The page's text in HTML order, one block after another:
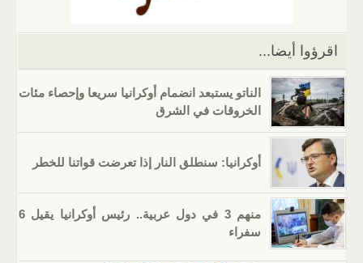
k
اقرؤوا أيضا...
الناتو يستبعد انضمام أوكرانيا سريعا وإحصاء مئات
الخروقات في الشرق
أوكرانيا: سنطلق النار إذا تعرضت قواتنا للخطر
منهم 3 في دول عربية.. رئيس أوكرانيا يقيل 6
سفراء